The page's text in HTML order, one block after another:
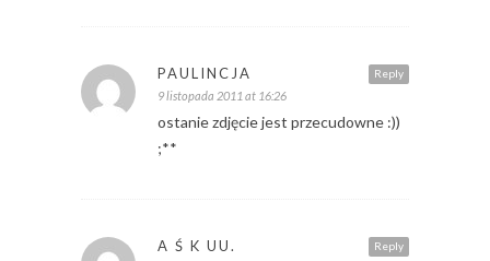
Reply
PAULINCJA
9 listopada 2011 at 16:26
ostanie zdjęcie jest przecudowne :))
;**
Reply
A Ś K UU.